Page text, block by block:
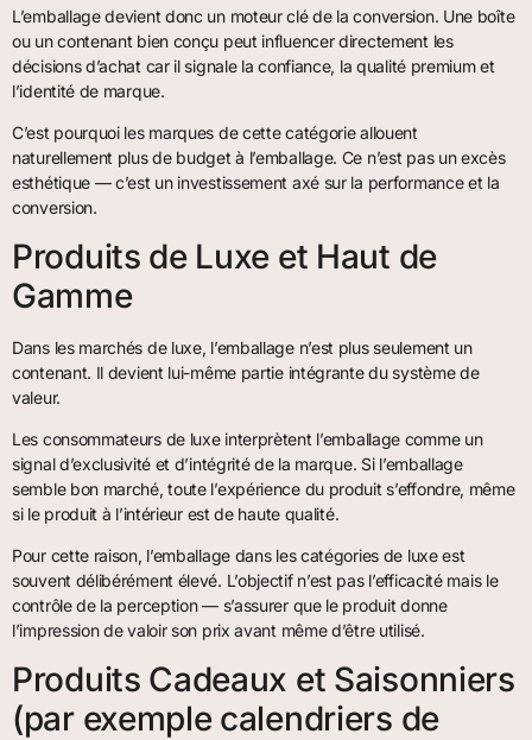
L’emballage devient donc un moteur clé de la conversion. Une boîte
ou un contenant bien conçu peut influencer directement les
décisions d’achat car il signale la confiance, la qualité premium et
l’identité de marque.
C’est pourquoi les marques de cette catégorie allouent
naturellement plus de budget à l’emballage. Ce n’est pas un excès
esthétique — c’est un investissement axé sur la performance et la
conversion.
Produits de Luxe et Haut de
Gamme
Dans les marchés de luxe, l’emballage n’est plus seulement un
contenant. Il devient lui-même partie intégrante du système de
valeur.
Les consommateurs de luxe interprètent l’emballage comme un
signal d’exclusivité et d’intégrité de la marque. Si l’emballage
semble bon marché, toute l’expérience du produit s’effondre, même
si le produit à l’intérieur est de haute qualité.
Pour cette raison, l’emballage dans les catégories de luxe est
souvent délibérément élevé. L’objectif n’est pas l’efficacité mais le
contrôle de la perception — s’assurer que le produit donne
l’impression de valoir son prix avant même d’être utilisé.
Produits Cadeaux et Saisonniers
(par exemple calendriers de